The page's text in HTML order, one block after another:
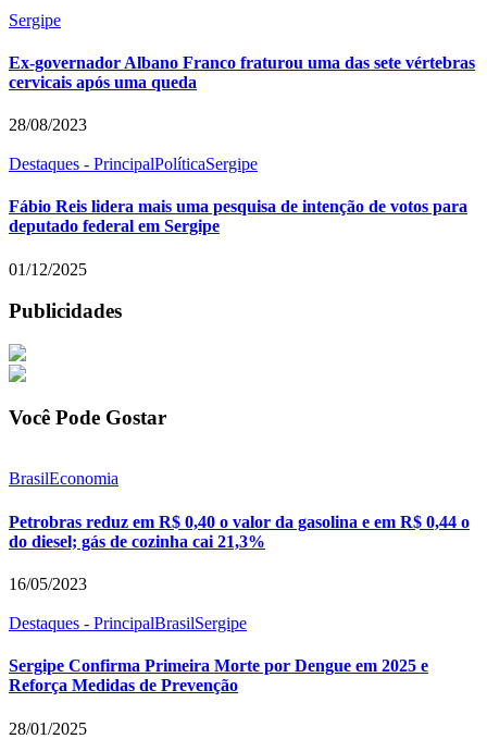
Sergipe
Ex-governador Albano Franco fraturou uma das sete vértebras
cervicais após uma queda
28/08/2023
Destaques - PrincipalPolíticaSergipe
Fábio Reis lidera mais uma pesquisa de intenção de votos para
deputado federal em Sergipe
01/12/2025
Publicidades
Você Pode Gostar
BrasilEconomia
Petrobras reduz em R$ 0,40 o valor da gasolina e em R$ 0,44 o
do diesel; gás de cozinha cai 21,3%
16/05/2023
Destaques - PrincipalBrasilSergipe
Sergipe Confirma Primeira Morte por Dengue em 2025 e
Reforça Medidas de Prevenção
28/01/2025